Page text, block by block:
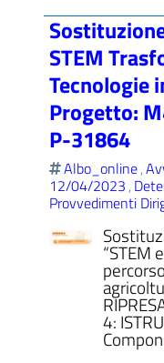
STEM
Tecnologie
Progetto:
P-31864
Albo_online,
12/04/2023,
Provvedimenti
“STEM
4: